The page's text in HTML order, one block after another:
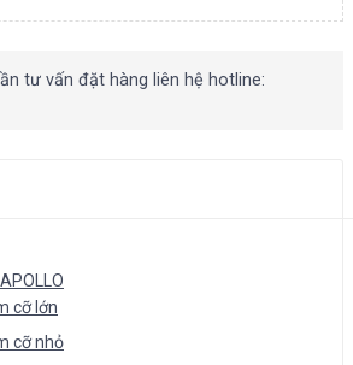
tư vấn đặt hàng liên hệ hotline:
cỡ lớn
cỡ nhỏ